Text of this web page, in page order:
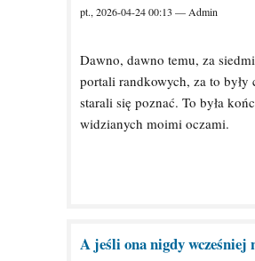
pt., 2026-04-24 00:13 — Admin
Dawno, dawno temu, za
portali randkowych, za to
starali się poznać. To była
widzianych moimi oczami.
A jeśli ona nigdy wcześniej